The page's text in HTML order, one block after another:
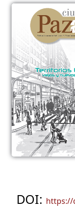
DOI: https://